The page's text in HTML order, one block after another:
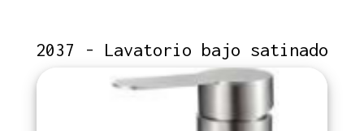
2037 - Lavatorio bajo satinado